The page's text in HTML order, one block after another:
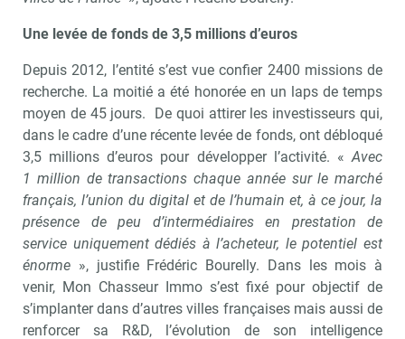
Une levée de fonds de 3,5 millions d’euros
Depuis 2012, l’entité s’est vue confier 2400 missions de
recherche. La moitié a été honorée en un laps de temps
moyen de 45 jours. De quoi attirer les investisseurs qui,
dans le cadre d’une récente levée de fonds, ont débloqué
3,5 millions d’euros pour développer l’activité. «Avec
1 million de transactions chaque année sur le marché
français, l’union du digital et de l’humain et, à ce jour, la
présence de peu d’intermédiaires en prestation de
service uniquement dédiés à l’acheteur, le potentiel est
énorme », justifie Frédéric Bourelly. Dans les mois à
venir, Mon Chasseur Immo s’est fixé pour objectif de
s’implanter dans d’autres villes françaises mais aussi de
renforcer sa R&D, l’évolution de son intelligence